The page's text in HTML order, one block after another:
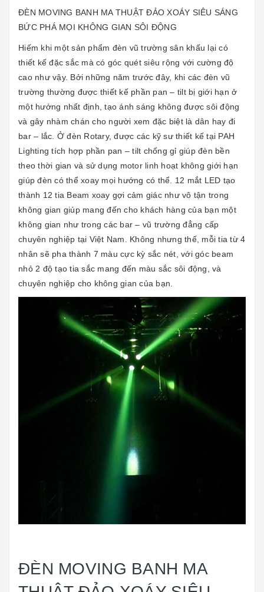
ĐÈN MOVING BANH MA THUẬT ĐẢO XOÁY SIÊU SÁNG
BỨC PHÁ MỌI KHÔNG GIAN SÔI ĐỘNG
Hiếm khi một sản phẩm đèn vũ trường sân khấu lại có
thiết kế đặc sắc mà có góc quét siêu rộng với cường độ
cao như vậy. Bởi những năm trước đây, khi các đèn vũ
trường thường được thiết kế phần pan – tilt bị giới hạn ở
một hướng nhất định, tạo ánh sáng không được sôi động
và gây nhàm chán cho người xem đặc biệt là dân hay đi
bar – lắc. Ở đèn Rotary, được các kỹ sư thiết kế tại PAH
Lighting tích hợp phần pan – tilt chống gỉ giúp đèn bền
theo thời gian và sử dụng motor linh hoạt không giới hạn
giúp đèn có thể xoay mọi hướng có thể. 12 mắt LED tạo
thành 12 tia Beam xoay gợi cảm giác như vô tận trong
không gian giúp mang đến cho khách hàng của bạn một
không gian như trong các bar – vũ trường đẳng cấp
chuyên nghiệp tại Việt Nam. Không nhưng thế, mỗi tia từ 4
nhân sẽ pha thành 7 màu cực kỳ sắc nét, với góc beam
nhỏ 2 độ tạo tia sắc mang đến màu sắc sôi động, và
chuyên nghiệp cho không gian của bạn.
ĐÈN MOVING BANH MA